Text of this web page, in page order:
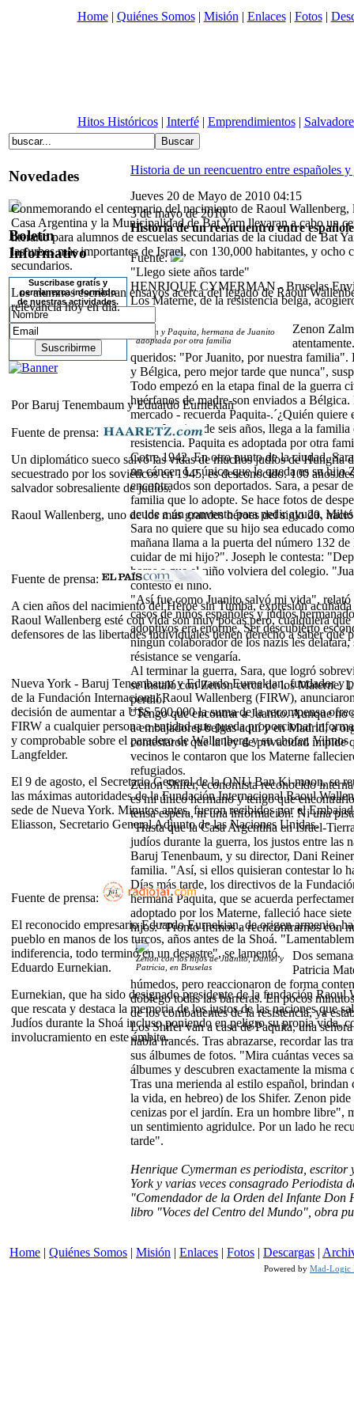
Home| Quiénes Somos| Misión | Enlaces| Fotos|
Hitos Históricos| Interfé| Emprendimientos|
Novedades
Conmemorando el centernario del nacimiento de Raoul Wallenberg,
Casa Argentina y la Municipalidad de Bat Yam llevaran a cabo un
literario para alumnos de escuelas secundarias de la ciudad de Bat
las urbes mas importantes de Israel, con 130,000 habitantes, y ocho
secundarios.
Los alumnos escribiran ensayos acerca del legado de Raoul
relevancia hoy en día.
Por Baruj Tenembaum y Eduardo Eurnekian
Fuente de prensa:
Un diplomático sueco salvó las vidas de muchos judíos de Hungría
secuestrado por los soviéticos en 1945, es desconocido. 100 años
salvador sobresaliente de judíos.
Raoul Wallenberg, uno de los más grandes héroes del siglo 20,
Fuente de prensa:
A cien años del nacimiento del Héroe sin Tumba, expresión
Raoul Wallenberg esté con vida son muy pocas pero, cualquiera
defensores de las libertades individuales tienen derecho a saber qué
Nueva York - Baruj Tenembaum y Eduardo Eurnekian, fundador y
de la Fundación Internacional Raoul Wallenberg (FIRW),
decisión de aumentar a U$S 500.000 la suma de la recompensa
FIRW a cualquier persona o entidad que pueda proporcionar
y comprobable sobre el paradero de Wallenberg y su chofer, Vilmos
Langfelder.
El 9 de agosto, el Secretario General de la ONU Ban Ki-moon, se
las máximas autoridades de la Fundación Internacional Raoul
sede de Nueva York. Minutos antes, fueron recibidos por el
Eliasson, Secretario General Adjunto de las Naciones Unidas.
Fuente de prensa:
El reconocido empresario Eduardo Eurnekian, de origen armenio,
pueblo en manos de los turcos, años antes de la Shoá.
indiferencia, todo terminó en un desastre", se lamentó.
Eduardo Eurnekian.
Eurnekian, que ha sido designado presidente de la fundación Raoul
que rescata y destaca la memoria de los justos de las naciones que
Judíos durante la Shoá incluso poniendo en peligro su propia vida,
involucramiento en este ámbito.
Boletín
Informativo
Suscribase gratís y
permanezca informado
de nuestras actividades.
Historia de un reencuentro entre españoles
Jueves 20 de Mayo de 2010 04:15
3 de mayo de 2010
Historia de un reencuentro entre
Fuente:
"Llego siete años tarde"
HENRIQUE CYMERMAN - Bruselas
Los Materne, de la resistencia belga,
Zenon y Paquita, hermana de Juanito
adoptada por otra familia
Zenon
queridos: "Por Juanito, por nuestra familia".
y Bélgica, pero mejor tarde que nunca",
Todo empezó en la etapa final de la guerra
huérfanos de madre-son enviados a
mercado - recuerda Paquita-.´¿Quién
como Juanito, de seis años, llega a la
resistencia. Paquita es adoptada por otra
Corre 1942. En otro punto de la ciudad,
un cáncer. Lo único que le queda es su hijo
encontrados son deportados. Sara, a pesar
familia que lo adopte. Se hace fotos de
acude a un convento para pedir ayuda.
Sara no quiere que su hijo sea educado
mañana llama a la puerta del número 132
cuidar de mi hijo?". Joseph le contesta:
horas a que el niño volviera del colegio.
contestó el niño.
"Así fue como Juanito salvó mi vida", relató
casos de niños españoles y judíos
adoptivos era enorme. Ser descubierto
ningún colaborador de los nazis les
résistance se vengaría.
Al terminar la guerra, Sara, que logró
se instaló con Zenon cerca de los Materne.
perdió.
"Tengo que encontrar a Juanito. Aunque no
a embajadores belgas aquí y en Madrid, a
contestaron que la ley de privacidad impide
vecinos le contaron que los Materne
refugiados.
Zenon Shifer, economista reconocido
es mi único hermano y tengo que
tensa espera, ni una información. Ni una
"Hasta que la Casa Argentina en Israel-
judíos durante la guerra, los justos entre las
Baruj Tenenbaum, y su director, Dani
familia. "Así, si ellos quisieran contestar lo
Días más tarde, los directivos de la
hermana Paquita, que se acuerda
adoptado por los Materne, falleció hace
hijos: "Pronto iremos a reencontrarnos con
Zenon con los hijos de Juanito, Daniel y
Patricia, en Bruselas
Dos
Patricia
húmedos, pero reaccionaron de forma
doblegó todas las barreras. En pocos
de los combatientes de la resistencia, ya
Los Shifer van a casa de Paquita, una
habla francés. Tras abrazarse, recordar las
sus álbumes de fotos. "Mira cuántas veces
álbumes y descubren exactamente la
Tras una merienda al estilo español,
la vida, en hebreo) de los Shifer. Zenon
cenizas por el jardín. Era un hombre libre",
un sentimiento agridulce. Por un lado he
tarde".
Henrique Cymerman es periodista, escritor
York y varias veces consagrado Periodista
"Comendador de la Orden del Infante
libro "Voces del Centro del Mundo", obra
Home | Quiénes Somos | Misión | Enlaces | Fotos | Descargas |
Powered by Mad-Logic